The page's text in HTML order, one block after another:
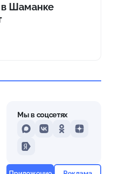
Шаманке
Мы в соцсетях
MAXVKontakteOdnoklassniki
Dzen
Yandex